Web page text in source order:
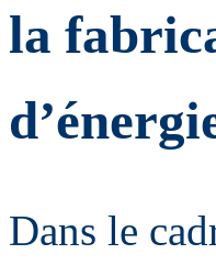
la
Dans le